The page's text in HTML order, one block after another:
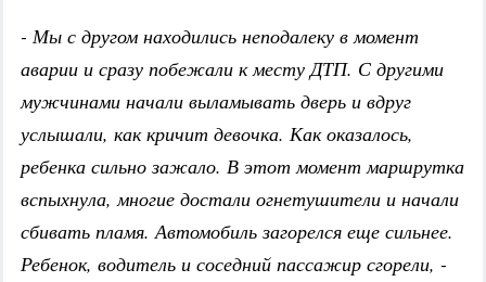
- Мы с другом находились неподалеку в момент
аварии и сразу побежали к месту ДТП. С другими
мужчинами начали выламывать дверь и вдруг
услышали, как кричит девочка. Как оказалось,
ребенка сильно зажало. В этот момент маршрутка
вспыхнула, многие достали огнетушители и начали
сбивать пламя. Автомобиль загорелся еще сильнее.
Ребенок, водитель и соседний пассажир сгорели, -